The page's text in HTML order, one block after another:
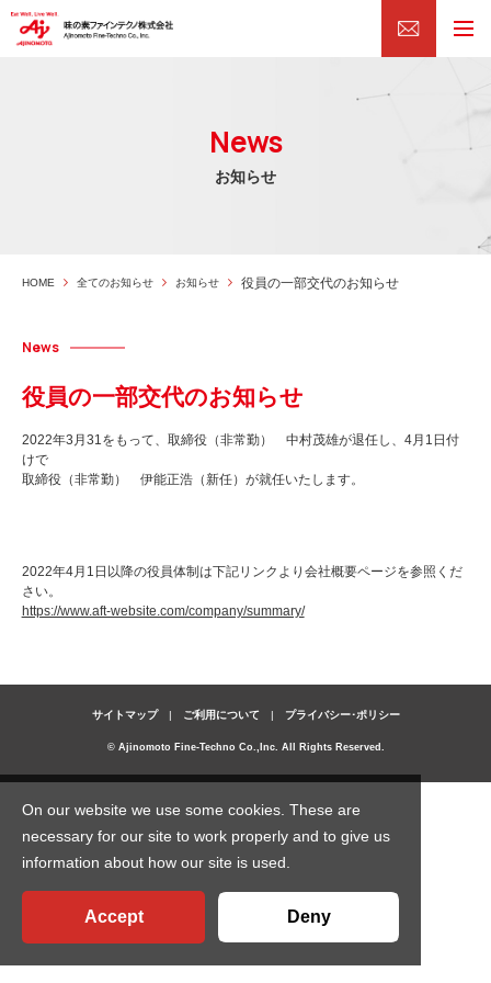
News
お知らせ
HOME 全てのお知らせ お知らせ 役員の一部交代のお知らせ
News
役員の一部交代のお知らせ
2022年3月31をもって、取締役（非常勤） 中村茂雄が退任し、4月1日付
けで
取締役（非常勤） 伊能正浩（新任）が就任いたします。
2022年4月1日以降の役員体制は下記リンクより会社概要ページを参照くだ
さい。
https://www.aft-website.com/company/summary/
サイトマップ ご利用について プライバシー･ポリシー
© Ajinomoto Fine-Techno Co.,Inc. All Rights Reserved.
On our website we use some cookies. These are
necessary for our site to work properly and to give us
information about how our site is used.
Accept Deny